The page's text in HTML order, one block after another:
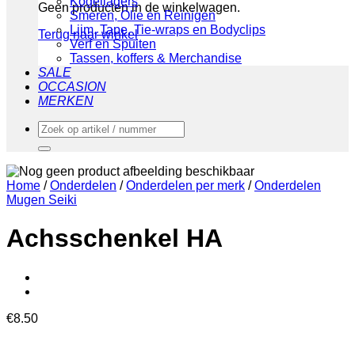
Geen producten in de winkelwagen.
Terug naar winkel
Smeren, Olie en Reinigen
Lijm, Tape, Tie-wraps en Bodyclips
Verf en Spuiten
Tassen, koffers & Merchandise
SALE
OCCASION
MERKEN
Zoeken
naar:
Home / Onderdelen / Onderdelen per merk / Onderdelen
Mugen Seiki
Achsschenkel HA
€8.50